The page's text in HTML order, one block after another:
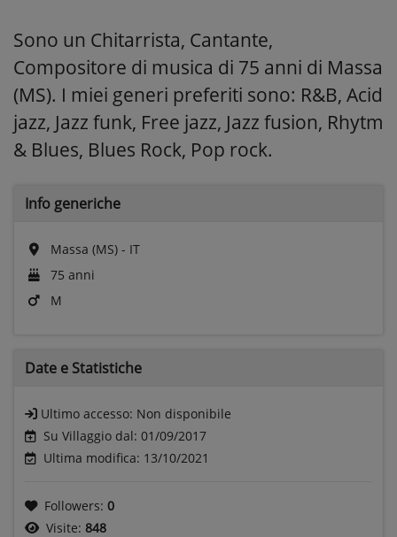
Sono un Chitarrista, Cantante,
Compositore di musica di 75 anni di Massa
(MS). I miei generi preferiti sono: R&B, Acid
jazz, Jazz funk, Free jazz, Jazz fusion, Rhytm
& Blues, Blues Rock, Pop rock.
Info generiche
Massa (MS) - IT
75 anni
M
Date e Statistiche
Ultimo accesso: Non disponibile
Su Villaggio dal: 01/09/2017
Ultima modifica: 13/10/2021
Followers: 0
Visite: 848